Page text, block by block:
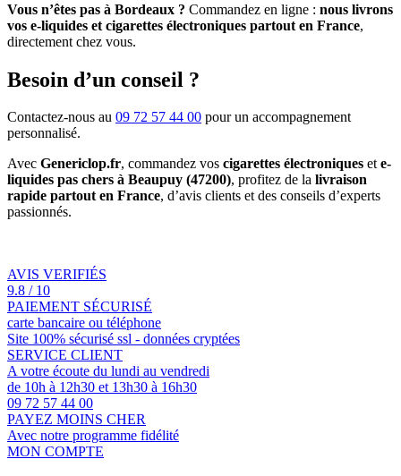
Vous n’êtes pas à Bordeaux ? Commandez en ligne : nous livrons
vos e-liquides et cigarettes électroniques partout en France,
directement chez vous.
Besoin d’un conseil ?
Contactez-nous au 09 72 57 44 00 pour un accompagnement
personnalisé.
Avec Genericlop.fr, commandez vos cigarettes électroniques ete-
liquides pas chers à Beaupuy (47200), profitez de la livraison
rapide partout en France, d’avis clients et des conseils d’experts
passionnés.
AVIS VERIFIÉS
9.8 / 10
PAIEMENT SÉCURISÉ
carte bancaire ou téléphone
Site 100% sécurisé ssl - données cryptées
SERVICE CLIENT
A votre écoute du lundi au vendredi
de 10h à 12h30 et 13h30 à 16h30
09 72 57 44 00
PAYEZ MOINS CHER
Avec notre programme fidélité
MON COMPTE